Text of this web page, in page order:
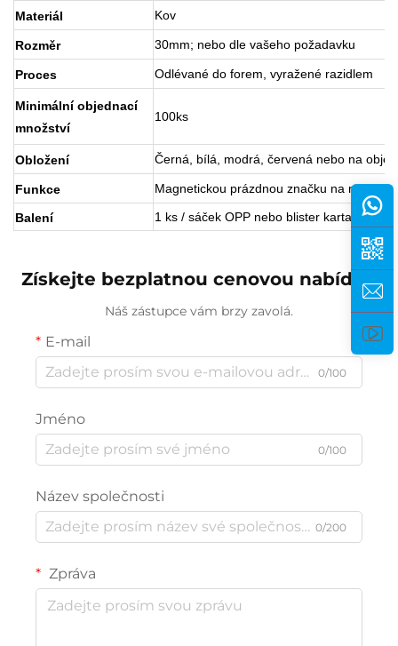
Materiál Kov
Rozměr 30mm; nebo dle vašeho požadavku
Proces Odlévané do forem, vyražené razidlem
Minimální objednací
množství
100ks
Obložení Černá, bílá, modrá, červená nebo na
Funkce Magnetickou prázdnou značku na míček
Balení 1 ks / sáček OPP nebo blister karta
Získejte bezplatnou cenovou nabídku
Náš zástupce vám brzy zavolá.
E-mail
0/100
Jméno
0/100
Název společnosti
0/200
Zpráva